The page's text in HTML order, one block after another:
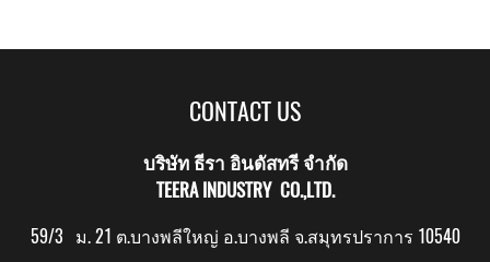
CONTACT US
บริษัท ธีรา อินดัสทรี จำกัด
TEERA INDUSTRY CO.,LTD.
59/3 ม. 21 ต.บางพลีใหญ่ อ.บางพลี จ.สมุทรปราการ 10540